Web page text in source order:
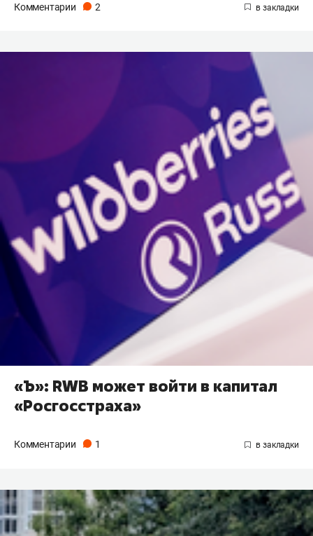
Комментарии 2
«Ъ»: RWB может войти в капитал
«Росгосстраха»
Комментарии 1